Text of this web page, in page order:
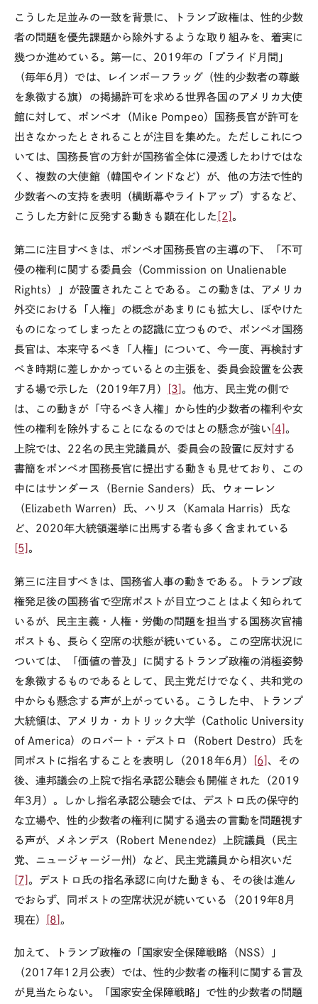
こうした足並みの一致を背景に、トランプ政権は、性的少数
者の問題を優先課題から除外するような取り組みを、着実に
幾つか進めている。第一に、 2019年の「プライド月間」
（毎年6 月）では、レインボーフラッグ（性的少数者の尊厳
を象徴する旗）の掲揚許可を求める世界各国のアメリカ大使
館に対して、ポンペオ（ Mike Pompeo ）国務長官が許可を
出さなかったとされることが注目を集めた。ただしこれにつ
いては、国務長官の方針が国務省全体に浸透したわけではな
く、複数の大使館（韓国やインドなど）が、他の方法で性的
少数者への支持を表明（横断幕やライトアップ）するなど、
こうした方針に反発する動きも顕在化した [2] 。
第二に注目すべきは、ポンペオ国務長官の主導の下、「不可
侵の権利に関する委員会（ Commission on Unalienable
Rights ）」が設置されたことである。この動きは、アメリカ
外交における「人権」の概念があまりにも拡大し、ぼやけた
ものになってしまったとの認識に立つもので、ポンペオ国務
長官は、本来守るべき「人権」について、今一度、再検討す
べき時期に差しかかっているとの主張を、委員会設置を公表
する場で示した（ 2019年7 月） [3] 。他方、民主党の側で
は、この動きが「守るべき人権」から性的少数者の権利や女
性の権利を除外することになるのではとの懸念が強い [4] 。
上院では、 22 名の民主党議員が、委員会の設置に反対する
書簡をポンペオ国務長官に提出する動きも見せており、この
中にはサンダース（ Bernie Sanders ）氏、ウォーレン
（ Elizabeth Warren ）氏、ハリス（ Kamala Harris ）氏な
ど、 2020年大統領選挙に出馬する者も多く含まれている
[5] 。
第三に注目すべきは、国務省人事の動きである。トランプ政
権発足後の国務省で空席ポストが目立つことはよく知られて
いるが、民主主義・人権・労働の問題を担当する国務次官補
ポストも、長らく空席の状態が続いている。この空席状況に
ついては、「価値の普及」に関するトランプ政権の消極姿勢
を象徴するものであるとして、民主党だけでなく、共和党の
中からも懸念する声が上がっている。こうした中、トランプ
大統領は、アメリカ・カトリック大学（Catholic University
of America）のロバート・デストロ（Robert Destro）氏を
同ポストに指名することを表明し（2018年6 月） [6] 、その
後、連邦議会の上院で指名承認公聴会も開催された（2019
年3 月）。しかし指名承認公聴会では、デストロ氏の保守的
な立場や、性的少数者の権利に関する過去の言動を問題視す
る声が、メネンデス（Robert Menendez）上院議員（民主
党、ニュージャージー州）など、民主党議員から相次いだ
[7] 。デストロ氏の指名承認に向けた動きも、その後は進ん
でおらず、同ポストの空席状況が続いている（2019年8 月
現在）
[8] 。
加えて、トランプ政権の「国家安全保障戦略（ NSS ）」
（ 2017年12 月公表）では、性的少数者の権利に関する言及
が見当たらない。「国家安全保障戦略」で性的少数者の問題